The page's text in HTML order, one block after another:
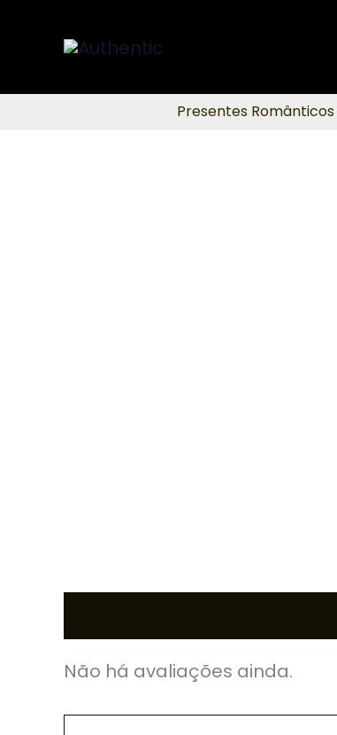
conteúdo
Presentes Românticos
Não há avaliações ainda.